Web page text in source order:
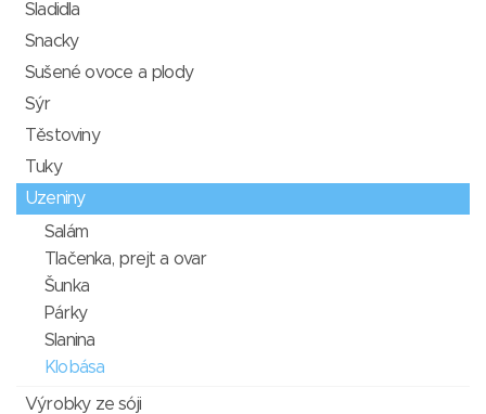
Sladidla
Snacky
Sušené ovoce a plody
Sýr
Těstoviny
Tuky
Uzeniny
Salám
Tlačenka, prejt a ovar
Šunka
Párky
Slanina
Klobása
Výrobky ze sóji